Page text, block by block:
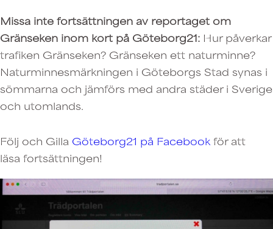
Missa inte fortsättningen av reportaget om
Gränseken inom kort på Göteborg21: Hur påverkar
trafiken Gränseken? Gränseken ett naturminne?
Naturminnesmärkningen i Göteborgs Stad synas i
sömmarna och jämförs med andra städer i Sverige
och utomlands.
Följ och Gilla Göteborg21 på Facebook för att
läsa fortsättningen!